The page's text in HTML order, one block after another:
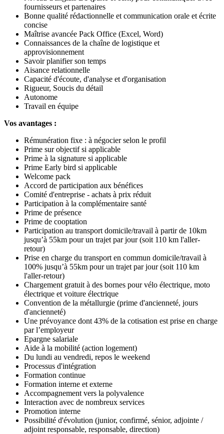
fournisseurs et partenaires
Bonne qualité rédactionnelle et communication orale et écrite
concise
Maîtrise avancée Pack Office (Excel, Word)
Connaissances de la chaîne de logistique et
approvisionnement
Savoir planifier son temps
Aisance relationnelle
Capacité d'écoute, d'analyse et d'organisation
Rigueur, Soucis du détail
Autonome
Travail en équipe
Vos avantages :
Rémunération fixe : à négocier selon le profil
Prime sur objectif si applicable
Prime à la signature si applicable
Prime Early bird si applicable
Welcome pack
Accord de participation aux bénéfices
Comité d'entreprise - achats à prix réduit
Participation à la complémentaire santé
Prime de présence
Prime de cooptation
Participation au transport domicile/travail à partir de 10km
jusqu’à 55km pour un trajet par jour (soit 110 km l'aller-
retour)
Prise en charge du transport en commun domicile/travail à
100% jusqu’à 55km pour un trajet par jour (soit 110 km
l'aller-retour)
Chargement gratuit à des bornes pour vélo électrique, moto
électrique et voiture électrique
Convention de la métallurgie (prime d'ancienneté, jours
d'ancienneté)
Une prévoyance dont 43% de la cotisation est prise en charge
par l’employeur
Epargne salariale
Aide à la mobilité (action logement)
Du lundi au vendredi, repos le weekend
Processus d'intégration
Formation continue
Formation interne et externe
Accompagnement vers la polyvalence
Interaction avec de nombreux services
Promotion interne
Possibilité d'évolution (junior, confirmé, sénior, adjointe /
adjoint responsable, responsable, direction)